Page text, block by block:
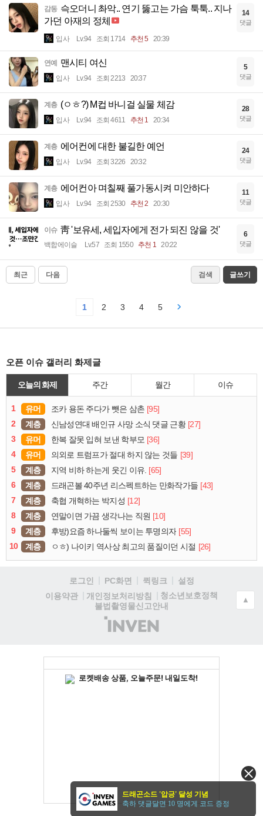
감동 슥오더니 촤악.. 연기 뚫고는 가슴 툭툭.. 지나
가던 아재의 정체
입사 Lv.94 조회 1714 추천 5 20:39
14
댓글
연예 맨시티 여신
입사 Lv.94 조회 2213 20:37
5
댓글
계층 (ㅇㅎ?) M컵 바니걸 실물 체감
입사 Lv.94 조회 4611 추천 1 20:34
28
댓글
계층 에어컨에 대한 불길한 예언
입사 Lv.94 조회 3226 20:32
24
댓글
계층 에어컨아 며칠째 풀가동시켜 미안하다
입사 Lv.94 조회 2530 추천 2 20:30
11
댓글
이슈 靑 '보유세, 세입자에게 전가 되진 않을 것'
백합에이슬 Lv.57 조회 1550 추천 1 20:22
6
댓글
최근 다음 검색 글쓰기
1 2 3 4 5
오픈 이슈 갤러리 화제글
오늘의 화제 주간 월간 이슈
1 유머 조카 용돈 주다가 뺏은 삼촌 [95]
2
계층 신남성연대 배인규 사망 소식 댓글 근황 [27]
3
유머 한복 잘못 입혀 보낸 학부모 [36]
4
유머 의외로 트럼프가 절대 하지 않는 것들 [39]
5
계층 지역 비하 하는게 웃긴 이유. [65]
6
계층 드래곤볼 40주년 리스펙트하는 만화작가들 [43]
7
계층 축협 개혁하는 박지성 [12]
8
계층 연말이면 가끔 생각나는 직원 [10]
9
계층 후방)요즘 하나둘씩 보이는 투명의자 [55]
10
계층 ㅇㅎ) 나이키 역사상 최고의 품질이던 시절 [26]
로그인 PC화면 퀵링크
설정
이용약관
개인정보처리방침
청소년보호정책
불법촬영물신고안내
(주)
인
▲
드래곤소드 '압긍' 달성 기념
축하 댓글달면 10 명에게 코드 증정